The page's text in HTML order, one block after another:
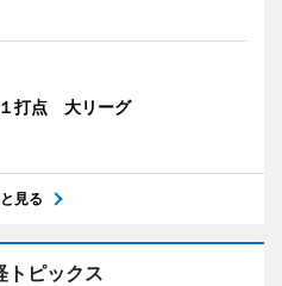
打点 大リーグ
見る
トピックス